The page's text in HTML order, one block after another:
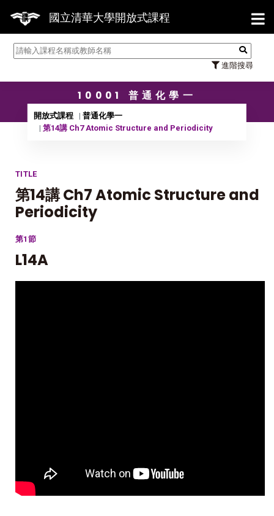
國立清華大學開放式課程
進階搜尋
【
10001 普通化學一
開放式課程
普通化學一
第14講 Ch7 Atomic Structure and Periodicity
TITLE
第14講 Ch7 Atomic Structure and
Periodicity
第1節
L14A